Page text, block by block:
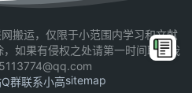
搬运，仅限于小范围内学习和文献
如果有侵权之处请第一时间联系我
群联系小高sitemap